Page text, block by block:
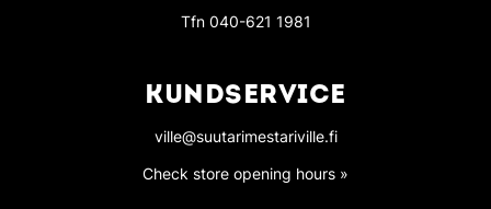
Tfn 040-621 1981
KUNDSERVICE
ville@suutarimestariville.fi
Check store opening hours »